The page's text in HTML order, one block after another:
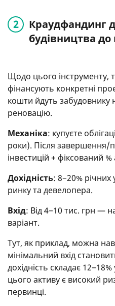
Краудфандинг
будівництва до
Щодо цього інструменту,
фінансують конкретні
кошти йдуть забудовнику
реновацію.
Механіка: купуєте
роки). Після
інвестицій + фіксований %
Дохідність: 8−20% річних
ринку та девелопера.
Вхід: Від 4−10 тис. грн —
варіант.
Тут, як приклад, можна
мінімальний вхід
дохідність складає
цього активу є високий
первинці.